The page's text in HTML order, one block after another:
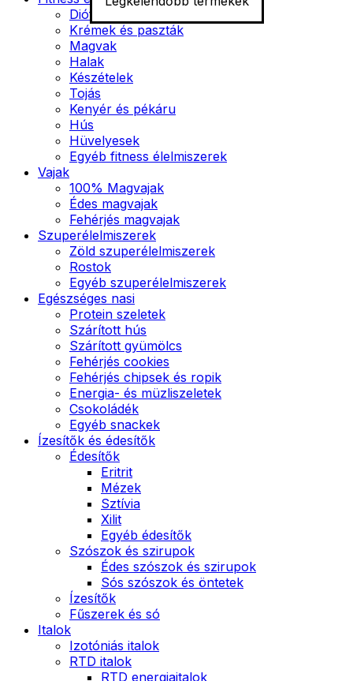
Diófélék
Krémek és paszták
Magvak
Halak
Készételek
Tojás
Kenyér és pékáru
Hús
Hüvelyesek
Egyéb fitness élelmiszerek
Vajak
100% Magvajak
Édes magvajak
Fehérjés magvajak
Szuperélelmiszerek
Zöld szuperélelmiszerek
Rostok
Egyéb szuperélelmiszerek
Egészséges nasi
Protein szeletek
Szárított hús
Szárított gyümölcs
Fehérjés cookies
Fehérjés chipsek és ropik
Energia- és müzliszeletek
Csokoládék
Egyéb snackek
Ízesítők és édesítők
Édesítők
Eritrit
Mézek
Sztívia
Xilit
Egyéb édesítők
Szószok és szirupok
Édes szószok és szirupok
Sós szószok és öntetek
Ízesítők
Fűszerek és só
Italok
Izotóniás italok
RTD italok
RTD energiaitalok